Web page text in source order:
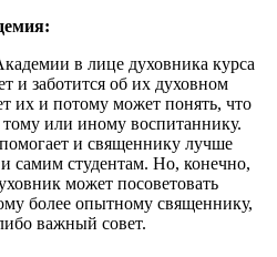
в лице духовника курса
и заботится об их духовном
их и потому может понять, что
тому или иному воспитаннику.
и священнику лучше
самим студентам. Но, конечно,
может посоветовать
более опытному священнику,
важный совет.